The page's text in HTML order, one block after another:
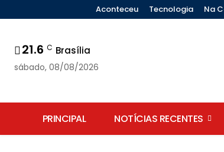
Aconteceu Tecnologia Na
21.6 C Brasília
sábado, 08/08/2026
PRINCIPAL NOTÍCIAS RECENTES